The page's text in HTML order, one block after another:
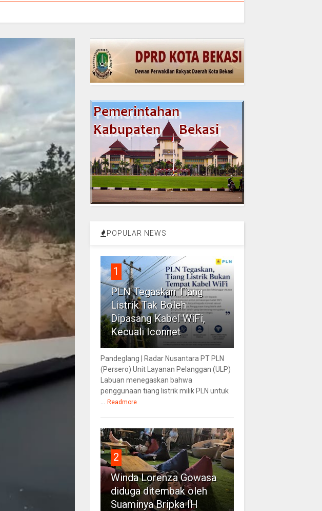
POPULAR NEWS
1
PLN Tegaskan Tiang
Listrik Tak Boleh
Dipasang Kabel WiFi,
Kecuali Iconnet
Pandeglang | Radar Nusantara PT PLN
(Persero) Unit Layanan Pelanggan (ULP)
Labuan menegaskan bahwa
penggunaan tiang listrik milik PLN untuk
Readmore
2
Winda Lorenza Gowasa
diduga ditembak oleh
Suaminya Bripka IH